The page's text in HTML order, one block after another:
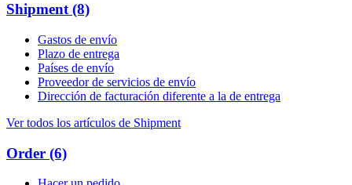
Shipment(8)
Gastos de envío
Plazo de entrega
Países de envío
Proveedor de servicios de envío
Dirección de facturación diferente a la de entrega
Ver todos los artículos de Shipment
Order (6)